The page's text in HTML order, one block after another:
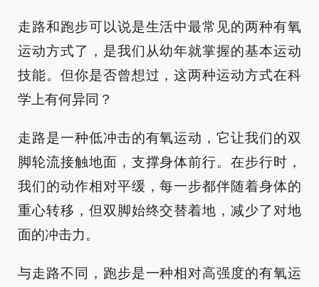
走路和跑步可以说是生活中最常见的两种有氧
运动方式了，是我们从幼年就掌握的基本运动
技能。但你是否曾想过，这两种运动方式在科
学上有何异同？
走路是一种低冲击的有氧运动，它让我们的双
脚轮流接触地面，支撑身体前行。在步行时，
我们的动作相对平缓，每一步都伴随着身体的
重心转移，但双脚始终交替着地，减少了对地
面的冲击力。
与走路不同，跑步是一种相对高强度的有氧运